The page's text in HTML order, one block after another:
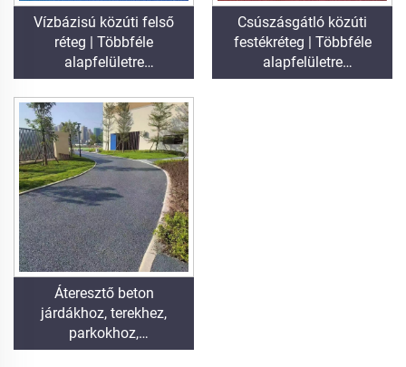
áteresztő betonhoz,
járműalkalmazásokhoz
stb.
Vízbázisú közúti felső
réteg | Többféle
alapfelületre
alkalmazható színváltó
bevonat beltéri és kültéri
burkolatokhoz
Csúszásgátló közúti
festékréteg | Többféle
alapfelületre
alkalmazható
Áteresztő beton
járdákhoz, terekhez,
parkokhoz,
parkolóhelyekhez és